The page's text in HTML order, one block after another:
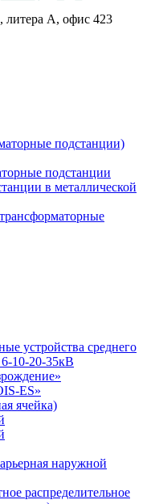
литера А, офис 423
подстанции)
подстанции
в металлической
устройства среднего
10-20-35кВ
ES»
ячейка)
наружной
распределительное